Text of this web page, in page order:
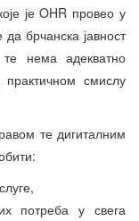
је OHR провео у
брчанска јавност
нема адекватно
смислу
те дигиталним
потреба у свега